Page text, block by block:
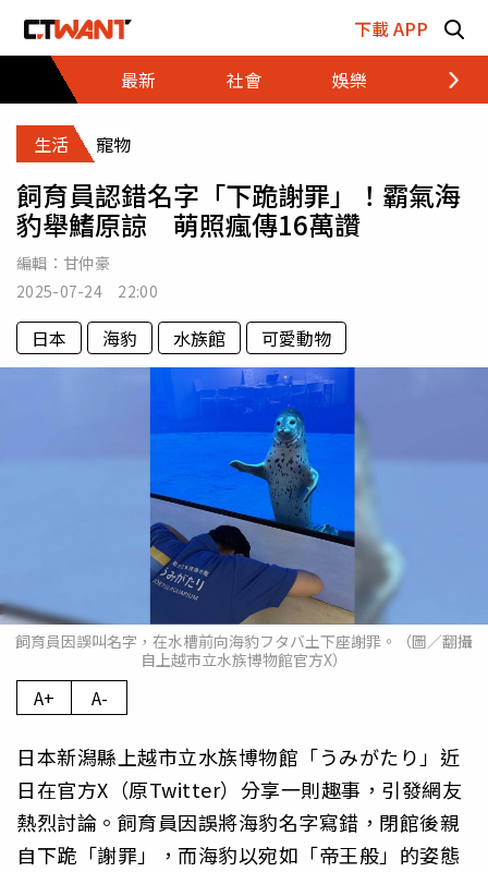
下載 APP
最新
社會 娛樂 財經
生活 寵物
飼育員認錯名字「下跪謝罪」！霸氣海
豹舉鰭原諒 萌照瘋傳16萬讚
編輯： 甘仲豪
2025-07-24 22:00
日本 海豹 水族館 可愛動物
飼育員因誤叫名字，在水槽前向海豹フタバ土下座謝罪。（圖／翻攝
自上越市立水族博物館官方X）
A+ A-
日本新潟縣上越市立水族博物館「うみがたり」近
日在官方X（原Twitter）分享一則趣事，引發網友
熱烈討論。飼育員因誤將海豹名字寫錯，閉館後親
自下跪「謝罪」，而海豹以宛如「帝王般」的姿態